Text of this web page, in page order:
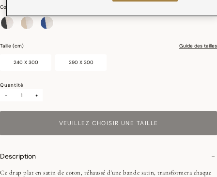
Couleurs :
Taille (cm) Guide des tailles
240 X 300 290 X 300
Quantité
-
+
VEUILLEZ CHOISIR UNE TAILLE
Description
Ce drap plat en satin de coton, réhaussé d'une bande satin, transformera chaque